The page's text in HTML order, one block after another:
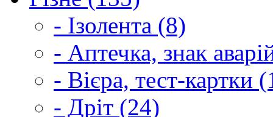
- Ізолента (8)
- Аптечка, знак
- Вієра, тест-картки
- Дріт (24)